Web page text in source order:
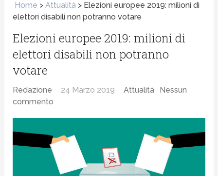
Home >Attualità > Elezioni europee 2019: milioni di
elettori disabili non potranno votare
Elezioni europee 2019: milioni di
elettori disabili non potranno
votare
Redazione 24 Marzo 2019 Attualità
Nessun
commento